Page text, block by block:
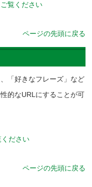
覧ください
ページの先頭に戻る
「好きなフレーズ」など
的なURLにすることが可
ください
ページの先頭に戻る